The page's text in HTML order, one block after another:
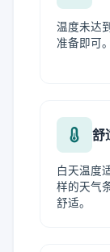
温度未达
准备即可。
舒
白天温度
样的天气
舒适。